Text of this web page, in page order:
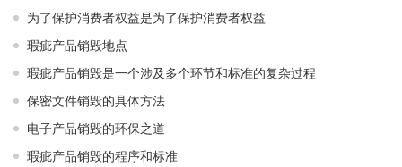
为了保护消费者权益是为了保护消费者权益
瑕疵产品销毁地点
瑕疵产品销毁是一个涉及多个环节和标准的复杂过程
保密文件销毁的具体方法
电子产品销毁的环保之道
瑕疵产品销毁的程序和标准